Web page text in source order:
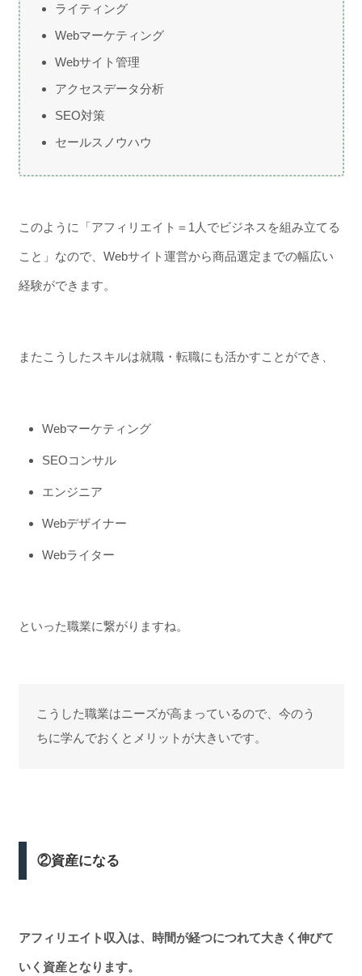
ライティング
Webマーケティング
Webサイト管理
アクセスデータ分析
SEO対策
セールスノウハウ
このように「アフィリエイト＝1人でビジネスを組み立てる
こと」なので、Webサイト運営から商品選定までの幅広い
経験ができます。
またこうしたスキルは就職・転職にも活かすことができ、
Webマーケティング
SEOコンサル
エンジニア
Webデザイナー
Webライター
といった職業に繋がりますね。
こうした職業はニーズが高まっているので、今のう
ちに学んでおくとメリットが大きいです。
②資産になる
アフィリエイト収入は、時間が経つにつれて大きく伸びて
いく資産となります。